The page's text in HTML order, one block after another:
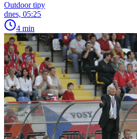
Outdoor tipy
dnes, 05:25
4 min